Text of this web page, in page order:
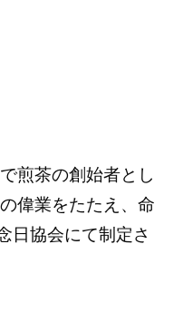
煎茶の創始者とし
の偉業をたたえ、命
日協会にて制定さ